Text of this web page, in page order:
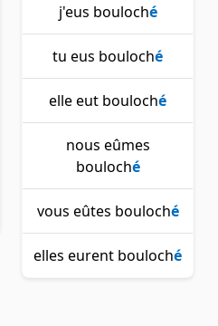
j'eus bouloché
tu eus bouloché
elle eut bouloché
nous eûmes
bouloché
vous eûtes bouloché
elles eurent bouloché